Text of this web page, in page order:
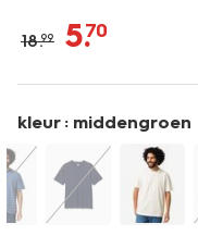
shirt-
relaxed-
fit-
2129963.html
18.99 5.70
kleur : middengroen